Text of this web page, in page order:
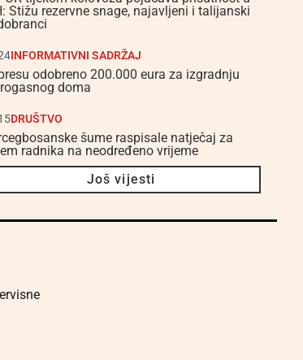
Stižu rezervne snage, najavljeni i talijanski
INFORMATIVNI SADRŽAJ
odobreno 200.000 eura za izgradnju
doma
DRUŠTVO
šume raspisale natječaj za
radnika na neodređeno vrijeme
Još vijesti